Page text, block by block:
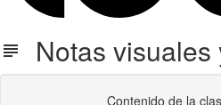
Notas visuales
Contenido de la